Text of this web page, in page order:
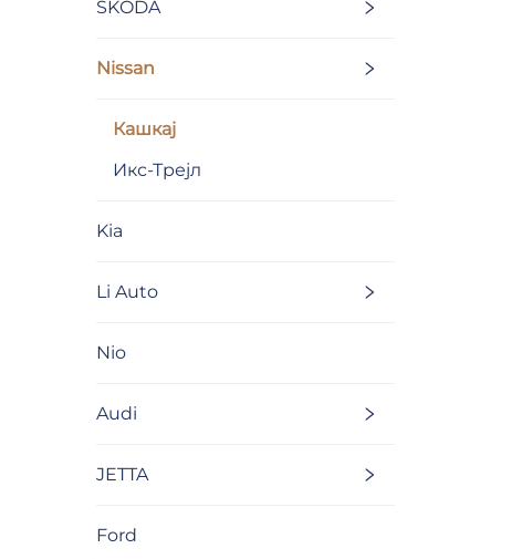
SKODA
Nissan
Кашкај
Икс-Трејл
Kia
Li Auto
Nio
Audi
JETTA
Ford